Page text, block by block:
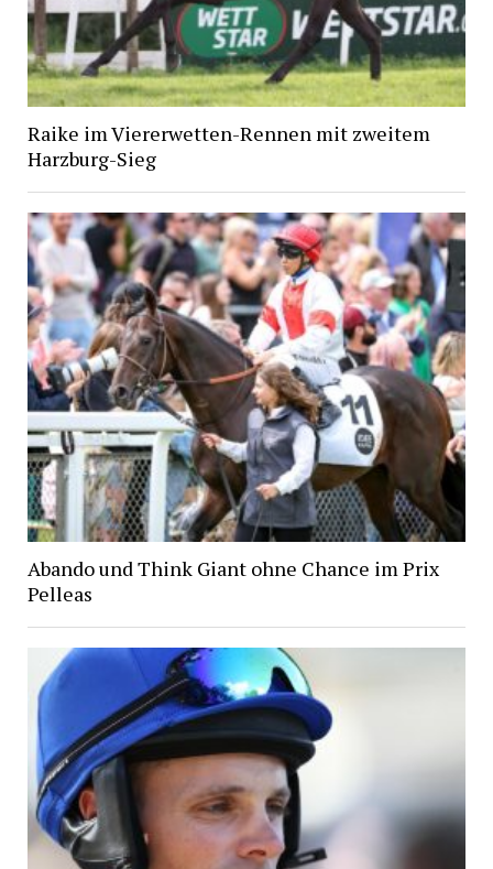
Raike im Viererwetten-Rennen mit zweitem
Harzburg-Sieg
Abando und Think Giant ohne Chance im Prix
Pelleas